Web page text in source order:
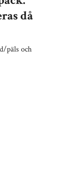
då
päls och